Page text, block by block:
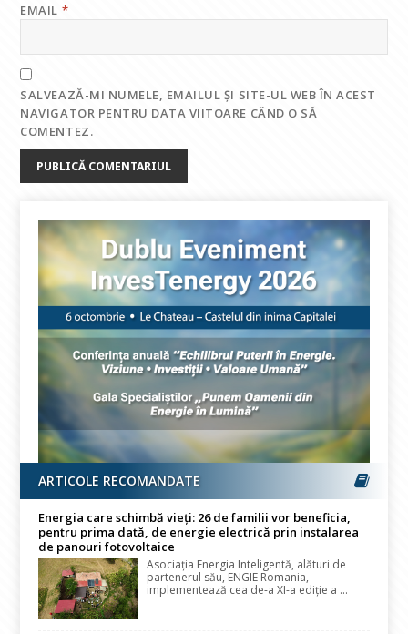
EMAIL *
SALVEAZĂ-MI NUMELE, EMAILUL ȘI SITE-UL WEB ÎN ACEST
NAVIGATOR PENTRU DATA VIITOARE CÂND O SĂ
COMENTEZ.
ARTICOLE RECOMANDATE
Energia care schimbă vieți: 26 de familii vor beneficia,
pentru prima dată, de energie electrică prin instalarea
de panouri fotovoltaice
Asociația Energia Inteligentă, alături de
partenerul său, ENGIE Romania,
implementează cea de-a XI-a ediție a ...